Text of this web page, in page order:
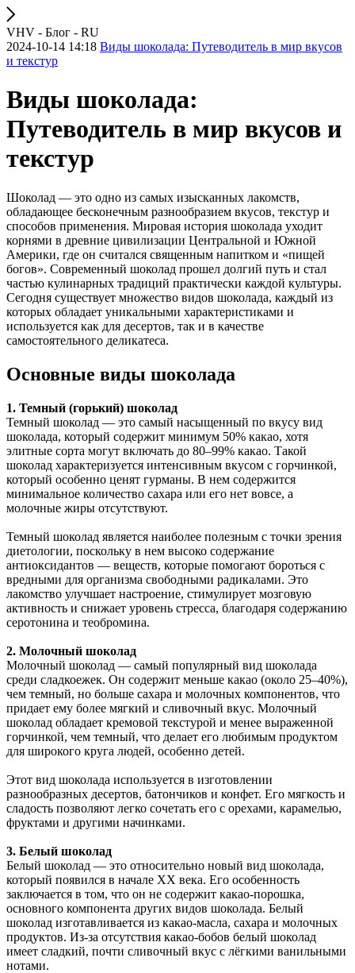
VHV - Блог - RU
2024-10-14 14:18 Виды шоколада: Путеводитель в мир вкусов
и текстур
Виды шоколада:
Путеводитель в мир вкусов и
текстур
Шоколад — это одно из самых изысканных лакомств,
обладающее бесконечным разнообразием вкусов, текстур и
способов применения. Мировая история шоколада уходит
корнями в древние цивилизации Центральной и Южной
Америки, где он считался священным напитком и «пищей
богов». Современный шоколад прошел долгий путь и стал
частью кулинарных традиций практически каждой культуры.
Сегодня существует множество видов шоколада, каждый из
которых обладает уникальными характеристиками и
используется как для десертов, так и в качестве
самостоятельного деликатеса.
Основные виды шоколада
1. Темный (горький) шоколад
Темный шоколад — это самый насыщенный по вкусу вид
шоколада, который содержит минимум 50% какао, хотя
элитные сорта могут включать до 80–99% какао. Такой
шоколад характеризуется интенсивным вкусом с горчинкой,
который особенно ценят гурманы. В нем содержится
минимальное количество сахара или его нет вовсе, а
молочные жиры отсутствуют.
Темный шоколад является наиболее полезным с точки зрения
диетологии, поскольку в нем высоко содержание
антиоксидантов — веществ, которые помогают бороться с
вредными для организма свободными радикалами. Это
лакомство улучшает настроение, стимулирует мозговую
активность и снижает уровень стресса, благодаря содержанию
серотонина и теобромина.
2. Молочный шоколад
Молочный шоколад — самый популярный вид шоколада
среди сладкоежек. Он содержит меньше какао (около 25–40%),
чем темный, но больше сахара и молочных компонентов, что
придает ему более мягкий и сливочный вкус. Молочный
шоколад обладает кремовой текстурой и менее выраженной
горчинкой, чем темный, что делает его любимым продуктом
для широкого круга людей, особенно детей.
Этот вид шоколада используется в изготовлении
разнообразных десертов, батончиков и конфет. Его мягкость и
сладость позволяют легко сочетать его с орехами, карамелью,
фруктами и другими начинками.
3. Белый шоколад
Белый шоколад — это относительно новый вид шоколада,
который появился в начале XX века. Его особенность
заключается в том, что он не содержит какао-порошка,
основного компонента других видов шоколада. Белый
шоколад изготавливается из какао-масла, сахара и молочных
продуктов. Из-за отсутствия какао-бобов белый шоколад
имеет сладкий, почти сливочный вкус с лёгкими ванильными
нотами.